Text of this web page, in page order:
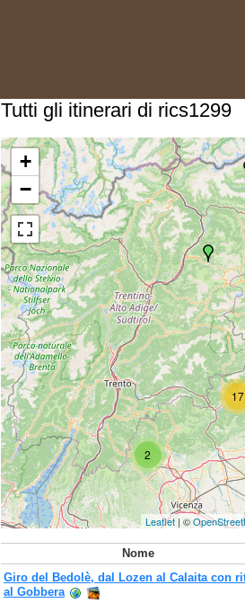
Tutti gli itinerari di rics1299
2
17
+
−
Leaflet | ©
Nome
Giro del Bedolè, dal Lozen al Calaita con
al Gobbera